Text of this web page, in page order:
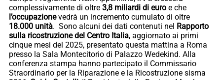
complessivamente di oltre 3,8 miliardi di euro e che
l’occupazionevedrà un incremento cumulato di oltre
18.000 unità. Sono alcuni dei dati contenuti nel Rapporto
sulla ricostruzione del Centro Italia, aggiornato ai primi
cinque mesi del 2025, presentato questa mattina a Roma
presso la Sala Montecitorio di Palazzo Wedekind. Alla
conferenza stampa hanno partecipato il Commissario
Straordinario per la Riparazione e la Ricostruzione sisma